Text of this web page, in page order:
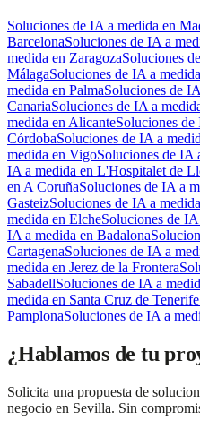
Soluciones de IA a medida en
BarcelonaSoluciones de IA a
medida en ZaragozaSoluciones
MálagaSoluciones de IA a medida
medida en PalmaSoluciones de
CanariaSoluciones de IA a
medida en AlicanteSoluciones de
CórdobaSoluciones de IA a
medida en VigoSoluciones de IA
IA a medida en L'Hospitalet de
en A CoruñaSoluciones de IA a
GasteizSoluciones de IA a medida
medida en ElcheSoluciones de
IA a medida en Badalona
CartagenaSoluciones de IA a
medida en Jerez de la Frontera
SabadellSoluciones de IA a
medida en Santa Cruz de Tenerife
PamplonaSoluciones de IA a
¿Hablamos de tu
Solicita una propuesta de
negocio en Sevilla. Sin